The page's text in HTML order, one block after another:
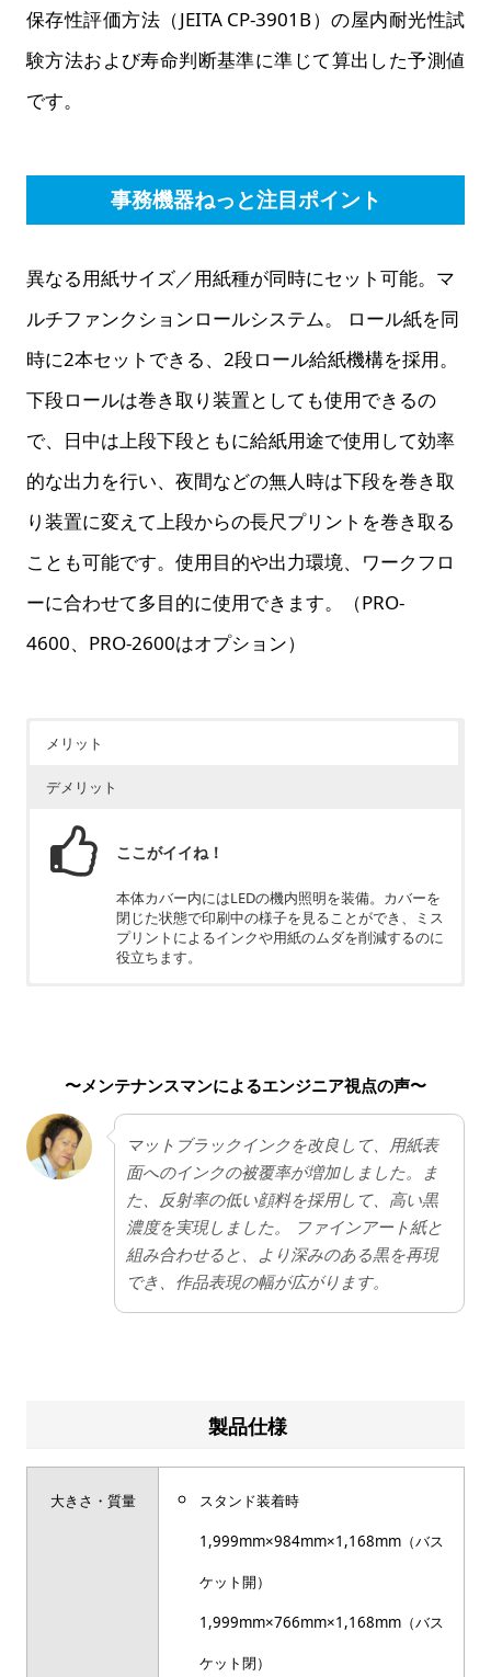
保存性評価方法（JEITA CP-3901B）の屋内耐光性試
験方法および寿命判断基準に準じて算出した予測値
です。
事務機器ねっと注目ポイント
異なる用紙サイズ／用紙種が同時にセット可能。マ
ルチファンクションロールシステム。 ロール紙を同
時に2本セットできる、2段ロール給紙機構を採用。
下段ロールは巻き取り装置としても使用できるの
で、日中は上段下段ともに給紙用途で使用して効率
的な出力を行い、夜間などの無人時は下段を巻き取
り装置に変えて上段からの長尺プリントを巻き取る
ことも可能です。使用目的や出力環境、ワークフロ
ーに合わせて多目的に使用できます。（PRO-
4600、PRO-2600はオプション）
メリット
デメリット
ここがイイね！
本体カバー内にはLEDの機内照明を装備。カバーを
閉じた状態で印刷中の様子を見ることができ、ミス
プリントによるインクや用紙のムダを削減するのに
役立ちます。
ランニングコストがかかります。
〜メンテナンスマンによるエンジニア視点の声〜
マットブラックインクを改良して、用紙表
面へのインクの被覆率が増加しました。ま
た、反射率の低い顔料を採用して、高い黒
濃度を実現しました。 ファインアート紙と
組み合わせると、より深みのある黒を再現
でき、作品表現の幅が広がります。
製品仕様
大きさ・質量 スタンド装着時
1,999mm×984mm×1,168mm（バス
ケット開）
1,999mm×766mm×1,168mm（バス
ケット閉）